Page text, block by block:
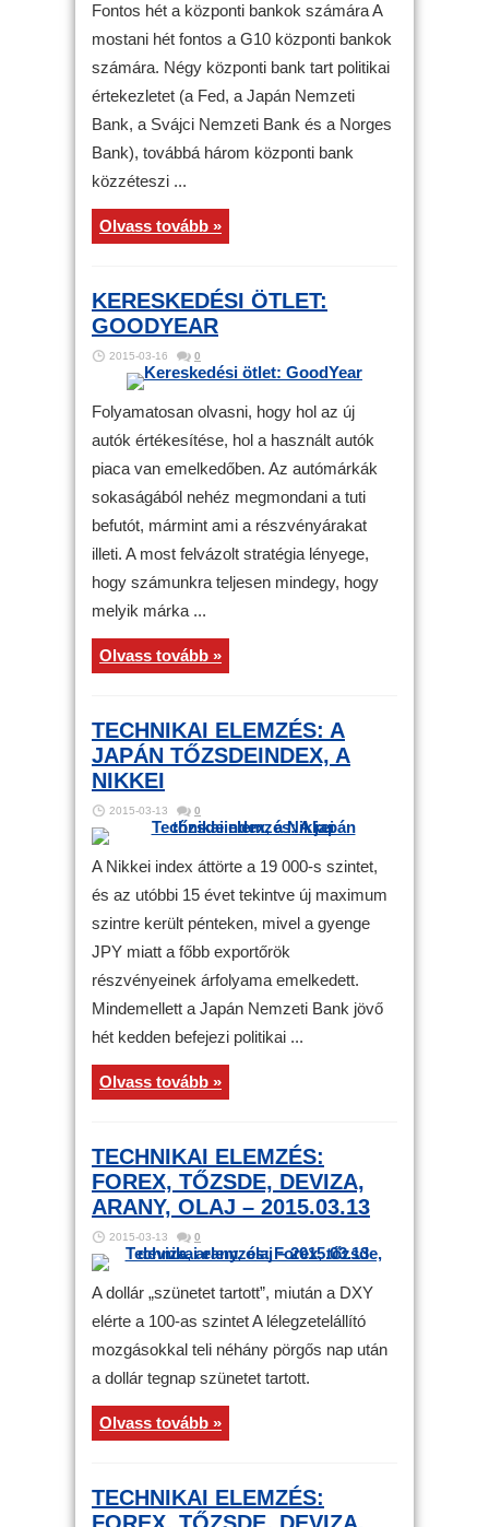
Fontos hét a központi bankok számára A
mostani hét fontos a G10 központi bankok
számára. Négy központi bank tart politikai
értekezletet (a Fed, a Japán Nemzeti
Bank, a Svájci Nemzeti Bank és a Norges
Bank), továbbá három központi bank
közzéteszi ...
Olvass tovább »
KERESKEDÉSI ÖTLET:
GOODYEAR
2015-03-16 0
Folyamatosan olvasni, hogy hol az új
autók értékesítése, hol a használt autók
piaca van emelkedőben. Az autómárkák
sokaságából nehéz megmondani a tuti
befutót, mármint ami a részvényárakat
illeti. A most felvázolt stratégia lényege,
hogy számunkra teljesen mindegy, hogy
melyik márka ...
Olvass tovább »
TECHNIKAI ELEMZÉS: A
JAPÁN TŐZSDEINDEX, A
NIKKEI
2015-03-13 0
A Nikkei index áttörte a 19 000-s szintet,
és az utóbbi 15 évet tekintve új maximum
szintre került pénteken, mivel a gyenge
JPY miatt a főbb exportőrök
részvényeinek árfolyama emelkedett.
Mindemellett a Japán Nemzeti Bank jövő
hét kedden befejezi politikai ...
Olvass tovább »
TECHNIKAI ELEMZÉS:
FOREX, TŐZSDE, DEVIZA,
ARANY, OLAJ – 2015.03.13
2015-03-13 0
A dollár „szünetet tartott”, miután a DXY
elérte a 100-as szintet A lélegzetelállító
mozgásokkal teli néhány pörgős nap után
a dollár tegnap szünetet tartott.
Olvass tovább »
TECHNIKAI ELEMZÉS:
FOREX, TŐZSDE, DEVIZA,